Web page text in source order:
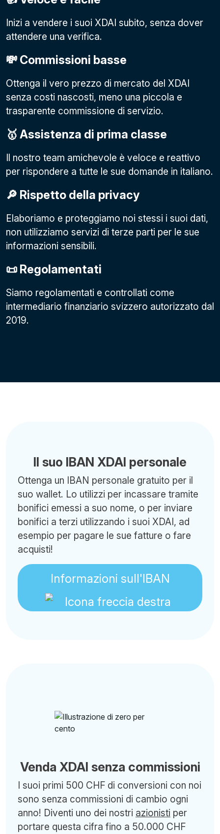
Inizi a vendere i suoi XDAI subito, senza dover
attendere una verifica.
💸 Commissioni basse
Ottenga il vero prezzo di mercato del XDAI
senza costi nascosti, meno una piccola e
trasparente commissione di servizio.
🥇 Assistenza di prima classe
Il nostro team amichevole è veloce e reattivo
per rispondere a tutte le sue domande in italiano.
🔎 Rispetto della privacy
Elaboriamo e proteggiamo noi stessi i suoi dati,
non utilizziamo servizi di terze parti per le sue
informazioni sensibili.
📜 Regolamentati
Siamo regolamentati e controllati come
intermediario finanziario svizzero autorizzato dal
2019.
Il suo IBAN XDAI personale
Ottenga un IBAN personale gratuito per il
suo wallet. Lo utilizzi per incassare tramite
bonifici emessi a suo nome, o per inviare
bonifici a terzi utilizzando i suoi XDAI, ad
esempio per pagare le sue fatture o fare
acquisti!
Informazioni sull'IBAN
Venda XDAI senza commissioni
I suoi primi 500 CHF di conversioni con noi
sono senza commissioni di cambio ogni
anno! Diventi uno dei nostri azionisti per
portare questa cifra fino a 50.000 CHF